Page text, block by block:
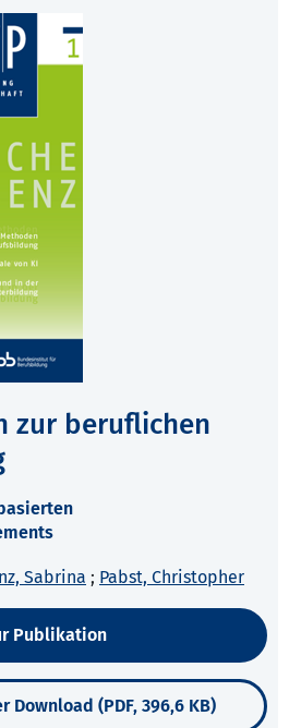
zur beruflichen
Sabrina ; Pabst, Christopher
Publikation
Download (PDF, 396,6 KB)